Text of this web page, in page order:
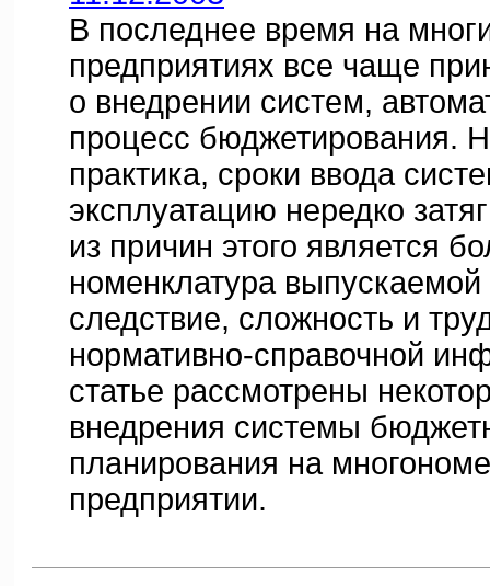
В последнее время на
предприятиях все чаще
о внедрении систем,
процесс бюджетирования.
практика, сроки ввода
эксплуатацию нередко
из причин этого является
номенклатура выпускаемой
следствие, сложность и
нормативно-справочной
статье рассмотрены
внедрения системы
планирования на
предприятии.